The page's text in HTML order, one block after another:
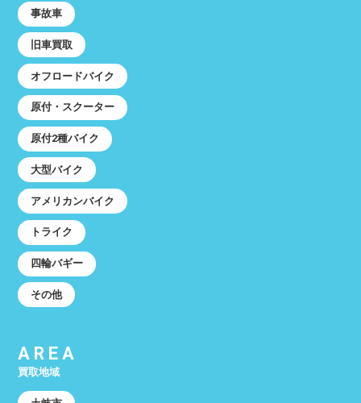
事故車
旧車買取
オフロードバイク
原付・スクーター
原付2種バイク
大型バイク
アメリカンバイク
トライク
四輪バギー
その他
AREA
買取地域